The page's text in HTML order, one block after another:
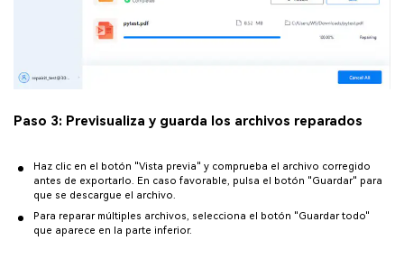
Paso 3: Previsualiza y guarda los archivos reparados
Haz clic en el botón "Vista previa" y comprueba el archivo corregido
antes de exportarlo. En caso favorable, pulsa el botón "Guardar" para
que se descargue el archivo.
Para reparar múltiples archivos, selecciona el botón "Guardar todo"
que aparece en la parte inferior.